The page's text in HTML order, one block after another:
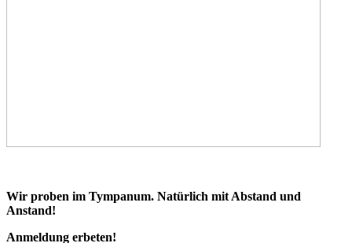
Wir proben im Tympanum. Natürlich mit Abstand und
Anstand!
Anmeldung erbeten!